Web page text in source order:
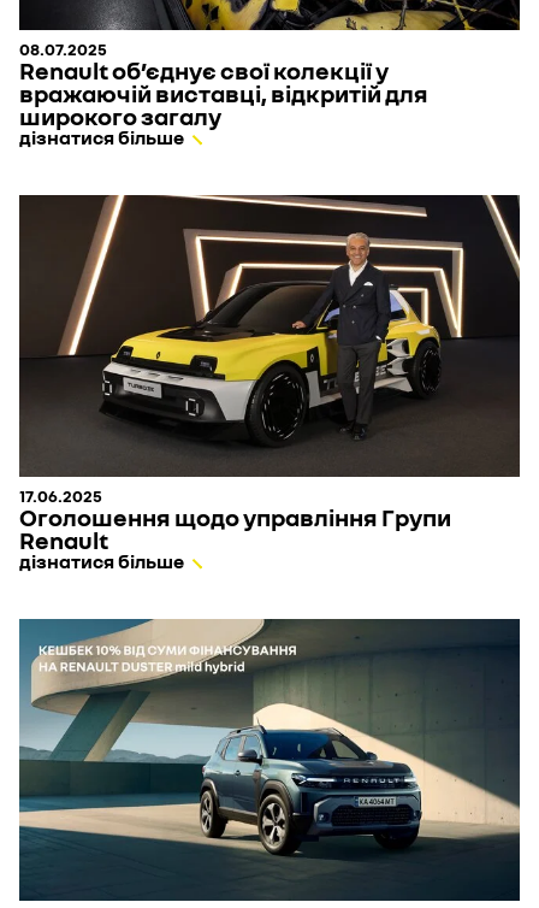
08.07.2025
Renault об’єднує свої колекції у
вражаючій виставці, відкритій для
широкого загалу
дізнатися більше
17.06.2025
Оголошення щодо управління Групи
Renault
дізнатися більше